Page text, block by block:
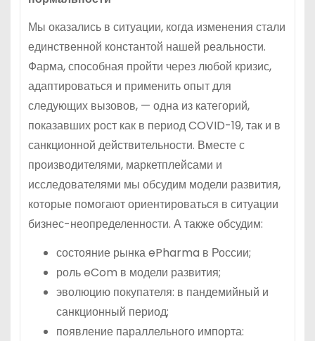
Мы оказались в ситуации, когда изменения стали
единственной константой нашей реальности.
Фарма, способная пройти через любой кризис,
адаптироваться и применить опыт для
следующих вызовов, — одна из категорий,
показавших рост как в период COVID-19, так и в
санкционной действительности. Вместе с
производителями, маркетплейсами и
исследователями мы обсудим модели развития,
которые помогают ориентироваться в ситуации
бизнес-неопределенности. А также обсудим:
состояние рынка ePharma в России;
роль eCom в модели развития;
эволюцию покупателя: в пандемийный и
санкционный период;
появление параллельного импорта: